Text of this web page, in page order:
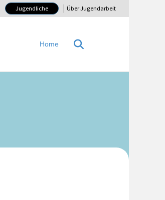
Jugendliche Über Jugendarbeit
Home